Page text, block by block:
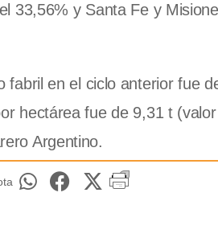
33,56% y Santa Fe y
fabril en el ciclo anterior fue
hectárea fue de 9,31 t
Argentino.